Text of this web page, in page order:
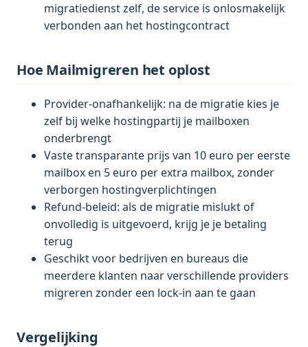
migratiedienst zelf, de service is onlosmakelijk
verbonden aan het hostingcontract
Hoe Mailmigreren het oplost
Provider-onafhankelijk: na de migratie kies je
zelf bij welke hostingpartij je mailboxen
onderbrengt
Vaste transparante prijs van 10 euro per eerste
mailbox en 5 euro per extra mailbox, zonder
verborgen hostingverplichtingen
Refund-beleid: als de migratie mislukt of
onvolledig is uitgevoerd, krijg je je betaling
terug
Geschikt voor bedrijven en bureaus die
meerdere klanten naar verschillende providers
migreren zonder een lock-in aan te gaan
Vergelijking